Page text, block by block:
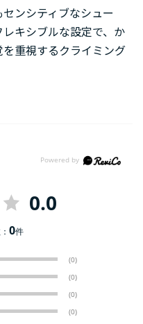
ンシティブなシュー
キシブルな設定で、か
重視するクライミング
0.0
0件
(0)
(0)
(0)
(0)